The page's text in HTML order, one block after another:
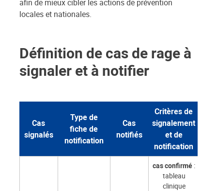
afin de mieux cibler les actions de prévention
locales et nationales.
Définition de cas de rage à
signaler et à notifier
Cas
signalés
Type de
fiche de
notification
Cas
notifiés
Critères de
signalement
et de
notification
cas confirmé :
tableau
clinique